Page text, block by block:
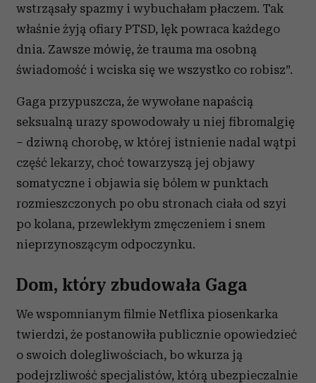
wstrząsały spazmy i wybuchałam płaczem. Tak
właśnie żyją ofiary PTSD, lęk powraca każdego
dnia. Zawsze mówię, że trauma ma osobną
świadomość i wciska się we wszystko co robisz”.
Gaga przypuszcza, że wywołane napaścią
seksualną urazy spowodowały u niej fibromalgię
– dziwną chorobę, w której istnienie nadal wątpi
część lekarzy, choć towarzyszą jej objawy
somatyczne i objawia się bólem w punktach
rozmieszczonych po obu stronach ciała od szyi
po kolana, przewlekłym zmęczeniem i snem
nieprzynoszącym odpoczynku.
Dom, który zbudowała Gaga
We wspomnianym filmie Netflixa piosenkarka
twierdzi, że postanowiła publicznie opowiedzieć
o swoich dolegliwościach, bo wkurza ją
podejrzliwość specjalistów, którą ubezpieczalnie